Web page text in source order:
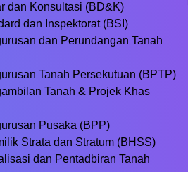
dan Konsultasi (BD&K)
dan Inspektorat (BSI)
dan Perundangan Tanah
Tanah Persekutuan (BPTP)
Tanah & Projek Khas
Pusaka (BPP)
Strata dan Stratum (BHSS)
dan Pentadbiran Tanah